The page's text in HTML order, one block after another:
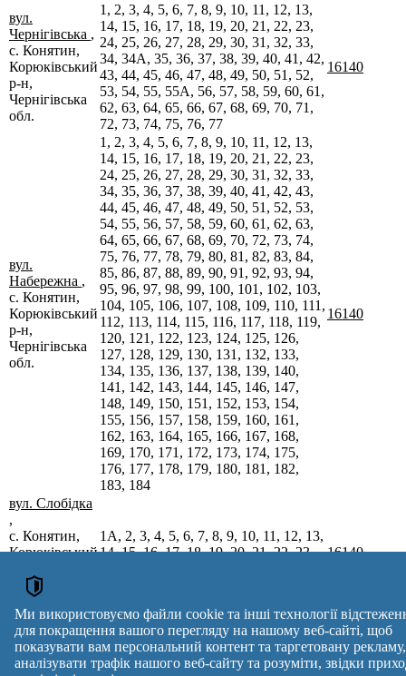
Поштові індекси України. Оновлено : 27-07-2026.
вул.
Чернігівська ,
с. Конятин,
Корюківський
р-н,
Чернігівська
обл.
1, 2, 3, 4, 5, 6, 7, 8, 9, 10, 11, 12, 13,
14, 15, 16, 17, 18, 19, 20, 21, 22, 23,
24, 25, 26, 27, 28, 29, 30, 31, 32, 33,
34, 34А, 35, 36, 37, 38, 39, 40, 41, 42,
43, 44, 45, 46, 47, 48, 49, 50, 51, 52,
53, 54, 55, 55А, 56, 57, 58, 59, 60, 61,
62, 63, 64, 65, 66, 67, 68, 69, 70, 71,
72, 73, 74, 75, 76, 77
16140
вул.
Набережна ,
с. Конятин,
Корюківський
р-н,
Чернігівська
обл.
1, 2, 3, 4, 5, 6, 7, 8, 9, 10, 11, 12, 13,
14, 15, 16, 17, 18, 19, 20, 21, 22, 23,
24, 25, 26, 27, 28, 29, 30, 31, 32, 33,
34, 35, 36, 37, 38, 39, 40, 41, 42, 43,
44, 45, 46, 47, 48, 49, 50, 51, 52, 53,
54, 55, 56, 57, 58, 59, 60, 61, 62, 63,
64, 65, 66, 67, 68, 69, 70, 72, 73, 74,
75, 76, 77, 78, 79, 80, 81, 82, 83, 84,
85, 86, 87, 88, 89, 90, 91, 92, 93, 94,
95, 96, 97, 98, 99, 100, 101, 102, 103,
104, 105, 106, 107, 108, 109, 110, 111,
112, 113, 114, 115, 116, 117, 118, 119,
120, 121, 122, 123, 124, 125, 126,
127, 128, 129, 130, 131, 132, 133,
134, 135, 136, 137, 138, 139, 140,
141, 142, 143, 144, 145, 146, 147,
148, 149, 150, 151, 152, 153, 154,
155, 156, 157, 158, 159, 160, 161,
162, 163, 164, 165, 166, 167, 168,
169, 170, 171, 172, 173, 174, 175,
176, 177, 178, 179, 180, 181, 182,
183, 184
16140
вул. Слобідка
,
с. Конятин,
Корюківський
Чернігівська
обл.
1А, 2, 3, 4, 5, 6, 7, 8, 9, 10, 11, 12, 13,
14, 15, 16, 17, 18, 19, 20, 21, 22, 23,
16140
Вулиця № будинків
Індекс
reklama
Ми використовуємо файли cookie та інші технології
для покращення вашого перегляду на нашому веб-сайті, щоб
показувати вам персональний контент та таргетовану рекламу,
аналізувати трафік нашого веб-сайту та розуміти, звідки